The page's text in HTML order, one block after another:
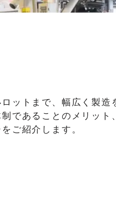
ットまで、幅広く製造
であることのメリット、
ご紹介します。